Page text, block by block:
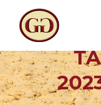
ACCUEIL
L'ÉQUIPE